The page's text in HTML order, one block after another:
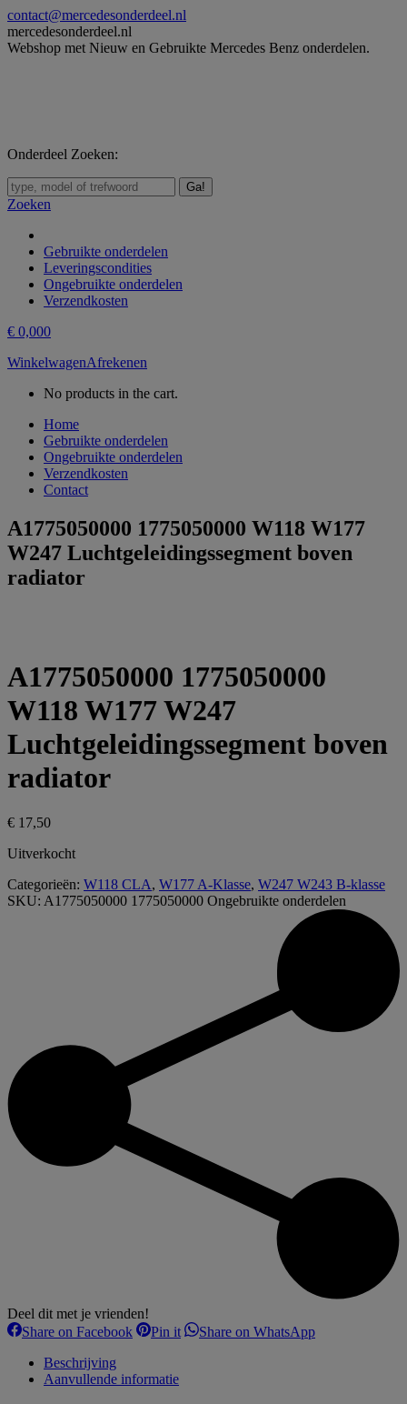
Skip
to
content
contact@mercedesonderdeel.nl
mercedesonderdeel.nl
Webshop met Nieuw en Gebruikte Mercedes Benz onderdelen.
Onderdeel Zoeken:
Zoeken:
Zoeken
Gebruikte onderdelen
Leveringscondities
Ongebruikte onderdelen
Verzendkosten
€ 0,000
WinkelwagenAfrekenen
No products in the cart.
Home
Gebruikte onderdelen
Ongebruikte onderdelen
Verzendkosten
Contact
A1775050000 1775050000 W118 W177
W247 Luchtgeleidingssegment boven
radiator
A1775050000 1775050000
W118 W177 W247
Luchtgeleidingssegment boven
radiator
€ 17,50
Uitverkocht
Categorieën: W118 CLA, W177 A-Klasse, W247 W243 B-klasse
SKU: A1775050000 1775050000 Ongebruikte onderdelen
Deel dit met je vrienden!
Share on FacebookSharePin itShareShare on WhatsAppShare
Beschrijving
Aanvullende informatie